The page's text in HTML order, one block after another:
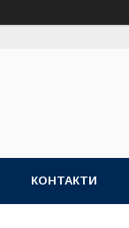
КОНТАКТИ